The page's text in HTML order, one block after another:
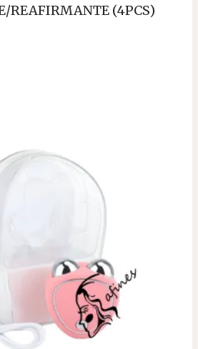
REAFIRMANTE (4PCS)